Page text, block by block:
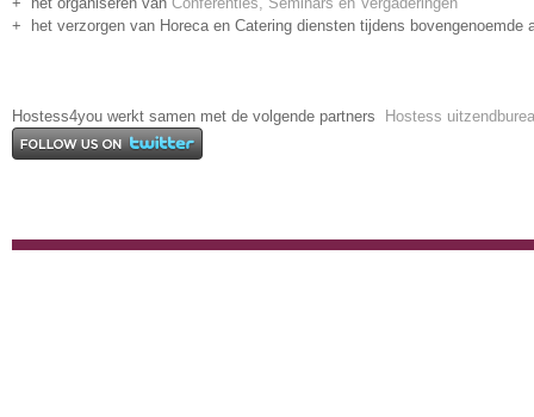
+ het verzorgen van Horeca en Catering diensten tijdens bovengenoemde
Hostess4you werkt samen met de volgende partners Hostess